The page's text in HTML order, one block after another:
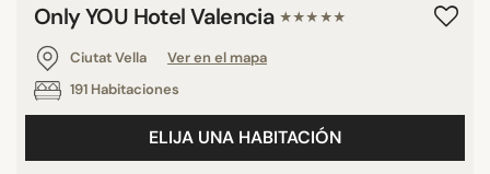
Only YOU Hotel Valencia ★★★★★
Ciutat Vella
Ver en el mapa
191 Habitaciones
ELIJA UNA HABITACIÓN